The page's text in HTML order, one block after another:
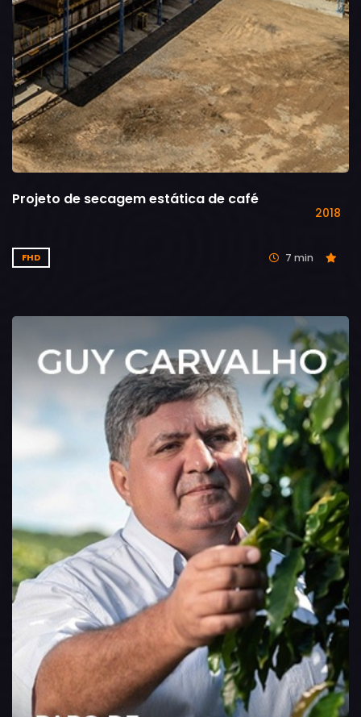
Projeto de secagem estática de café
2018
FHD 7 min